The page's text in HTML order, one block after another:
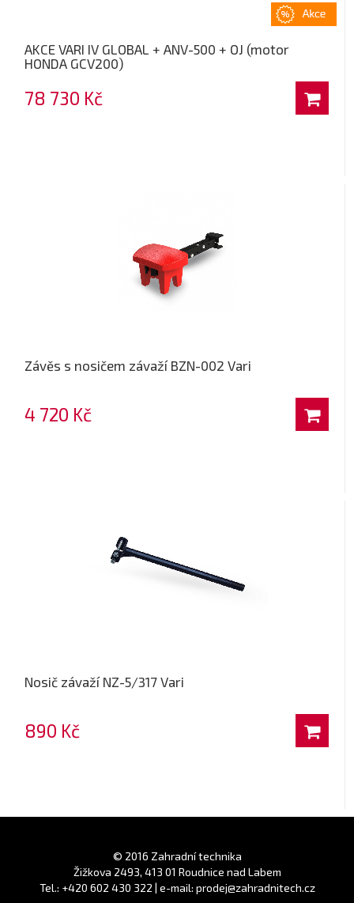
AKCE VARI IV GLOBAL + ANV-500 + OJ (motor
HONDA GCV200)
78 730 Kč
Závěs s nosičem závaží BZN-002 Vari
4 720 Kč
Nosič závaží NZ-5/317 Vari
890 Kč
© 2016 Zahradní technika
Žižkova 2493, 413 01 Roudnice nad Labem
Tel.: +420 602 430 322 | e-mail: prodej@zahradnitech.cz